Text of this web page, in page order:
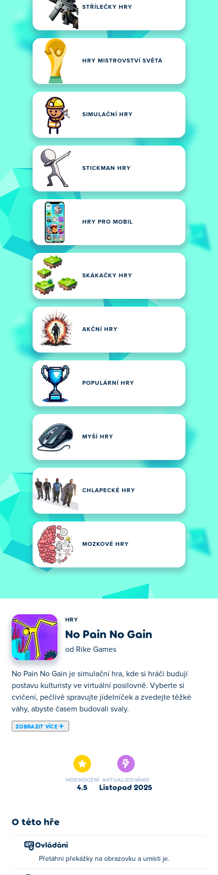
STŘÍLEČKY HRY
HRY MISTROVSTVÍ SVĚTA
SIMULAČNÍ HRY
STICKMAN HRY
HRY PRO MOBIL
SKÁKAČKY HRY
AKČNÍ HRY
POPULÁRNÍ HRY
MYŠÍ HRY
CHLAPECKÉ HRY
MOZKOVÉ HRY
HRY
No Pain No Gain
od Rike Games
No Pain No Gain je simulační hra, kde si hráči budují
postavu kulturisty ve virtuální posilovně. Vyberte si
cvičení, pečlivě spravujte jídelníček a zvedejte těžké
váhy, abyste časem budovali svaly.
ZOBRAZIT VÍCE
dráhy, abyste svou panenku házeli po celé mapě, nebo
se pokuste najednou způsobit maximální poškození. Je
to příliš snadné? Můžete si vybrat z velkého množství
nebezpečí, ale pamatujte, No Pain No Gain!
Jak hrát hru Bez bolesti, žádný zisk?
Přetáhněte překážky na obrazovku a umístěte je co
nejlepším způsobem!
HODNOCENÍ
4.5
AKTUALIZOVÁNO
listopad 2025
O této hře
Ovládání
Přetáhni překážky na obrazovku a umísti je.